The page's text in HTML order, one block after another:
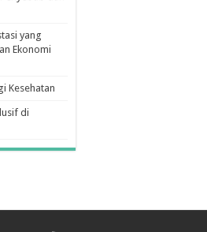
yang
Ekonomi
Kesehatan
di